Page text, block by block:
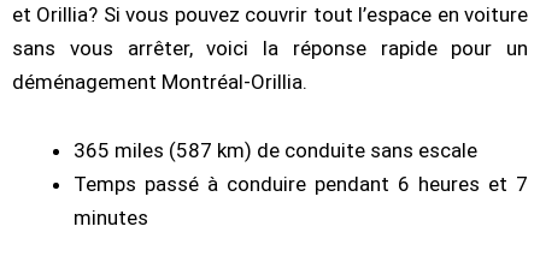
et Orillia? Si vous pouvez couvrir tout l’espace en voiture
sans vous arrêter, voici la réponse rapide pour un
déménagement Montréal-Orillia.
365 miles (587 km) de conduite sans escale
Temps passé à conduire pendant 6 heures et 7
minutes